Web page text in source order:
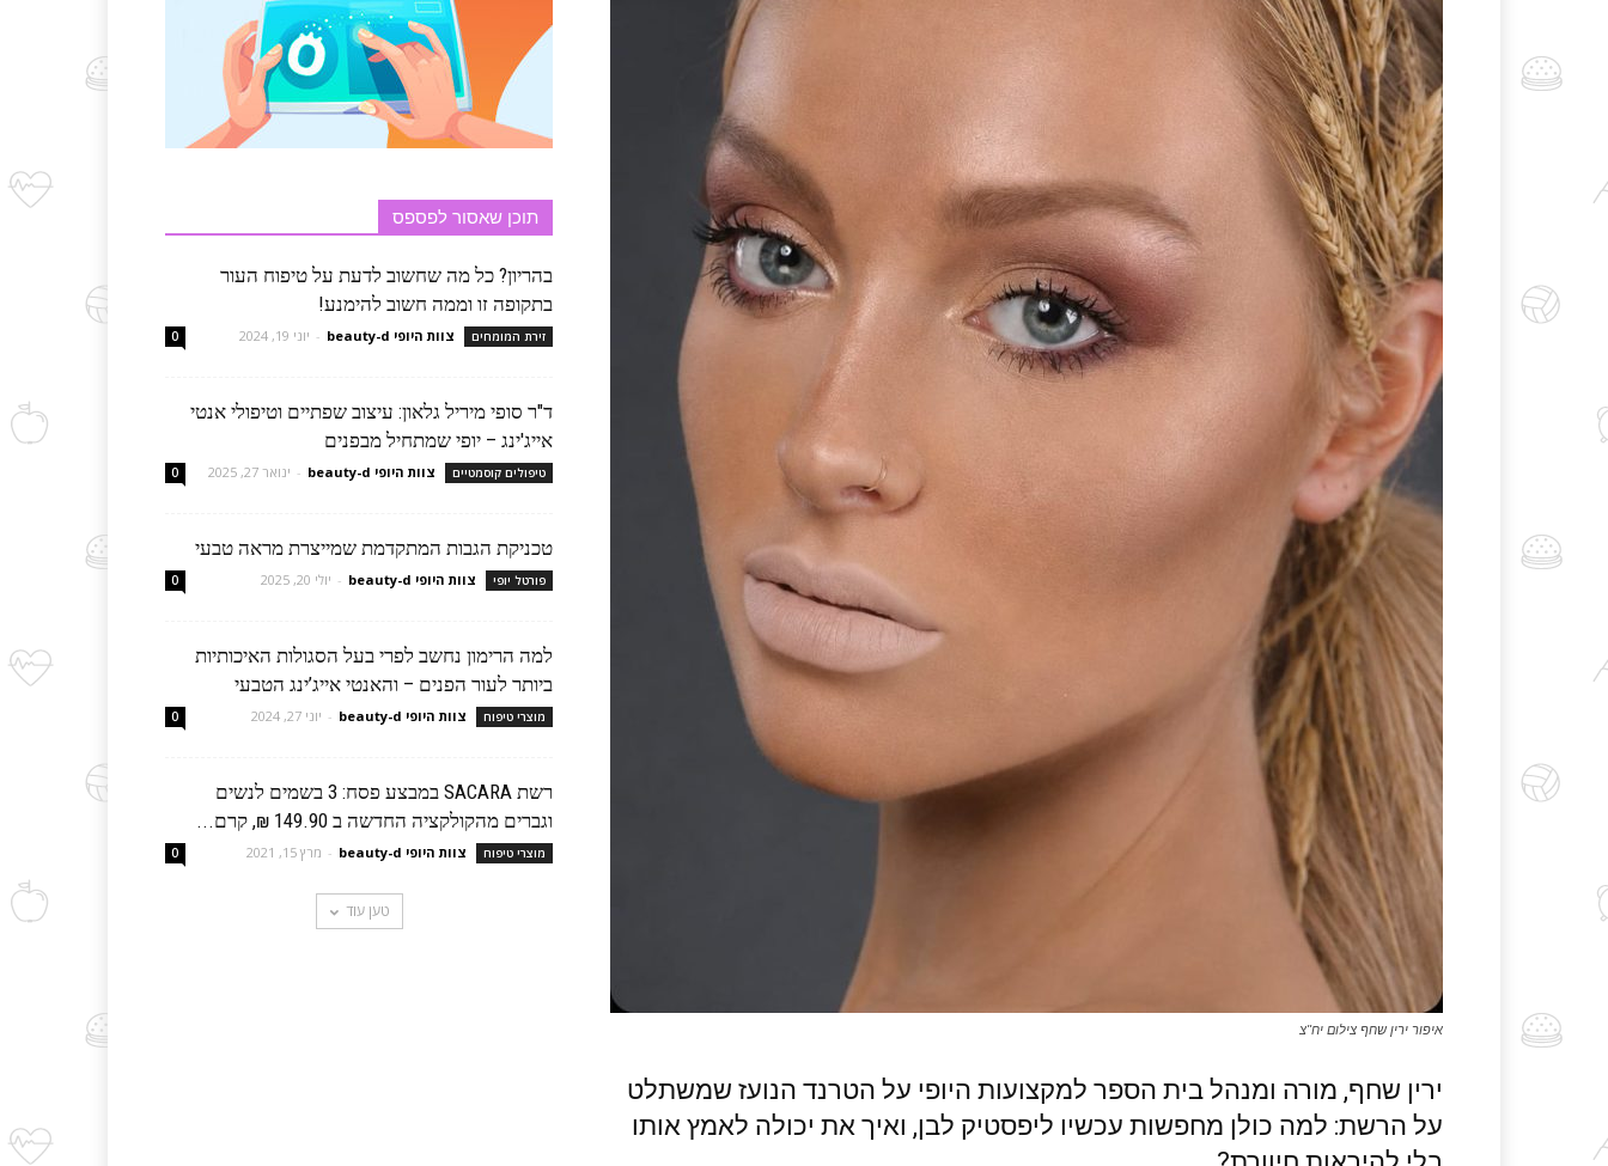
איפור ירין שחף צילום יח"צ
ירין שחף, מורה ומנהל בית הספר למקצועות היופי על הטרנד הנועז שמשתלט
על הרשת: למה כולן מחפשות עכשיו ליפסטיק לבן, ואיך את יכולה לאמץ אותו
תוכן שאסור לפספס
בהריון? כל מה שחשוב לדעת על טיפוח העור
בתקופה זו וממה חשוב להימנע!
זירת המומחים צוות היופי beauty-d - יוני 19, 2024 0
ד"ר סופי מיריל גלאון: עיצוב שפתיים וטיפולי אנטי
אייג'ינג – יופי שמתחיל מבפנים
טיפולים קוסמטיים צוות היופי beauty-d - ינואר 27, 2025 0
טכניקת הגבות המתקדמת שמייצרת מראה טבעי
פורטל יופי צוות היופי beauty-d - יולי 20, 2025 0
למה הרימון נחשב לפרי בעל הסגולות האיכותיות
ביותר לעור הפנים – והאנטי אייג’ינג הטבעי
מוצרי טיפוח צוות היופי beauty-d - יוני 27, 2024 0
רשת SACARA במבצע פסח: 3 בשמים לנשים
וגברים מהקולקציה החדשה ב 149.90 ₪, קרם...
מוצרי טיפוח צוות היופי beauty-d - מרץ 15, 2021 0
טען עוד